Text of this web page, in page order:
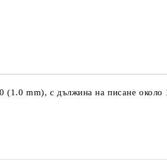
mm), с дължина на писане